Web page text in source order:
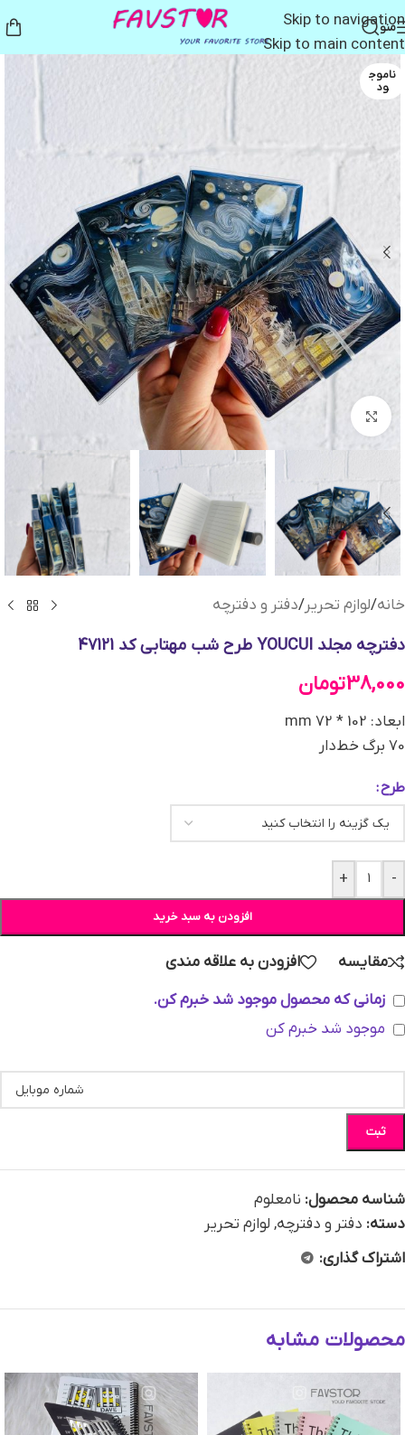
Skip to navigation
Skip to main content
منو
ناموج
ود
بزرگنمایی تصویر
خانه/لوازم تحریر/دفتر و دفترچه
دفترچه مجلد YOUCUI طرح شب مهتابی کد 47121
38,000تومان
ابعاد: 102 * 72 mm
70 برگ خط‌دار
طرح
-
+
افزودن به سبد خرید
مقایسه
افزودن به علاقه مندی
زمانی که محصول موجود شد خبرم کن.
موجود شد خبرم کن
ثبت
شناسه محصول: نامعلوم
دسته: دفتر و دفترچه, لوازم تحریر
اشتراک گذاری:
محصولات مشابه